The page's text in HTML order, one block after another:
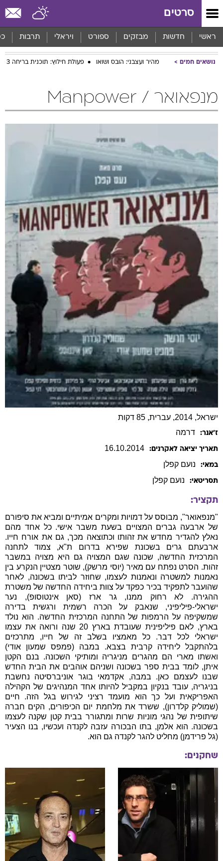
סרטים
ראשי חדשות מבזקים ספורט ויראלי תרבות
נושאים חמים מהיר ועצבני: הובס ושואו פעולת חילוץ: תוכנית בריחה 3
מנפאואר / Manpower
ישראל, 2014, עברית, 85 דקות
ז׳אנר: דרמה
תאריך יציאה לאקרנים: 16.10.2014
במאי: נועם קפלן
תסריטאי: נועם קפלן
תקציר:
"מנפאואר", מבוסס על דמויות ומקרים אמיתיים ומביא את סיפורם
של ארבעה גברים המצויים בשעת משבר אישי. כל אחד מהם
נאלץ להגדיר מחדש את זהותו וכתוצאה מכך, גם את אורח חייו.
ארבעתם גרים בשכונת שפירא בדרום ת"א, צמוד לתחנה
המרכזית החדשה, שכונה שגם המצויה גם היא מצויה במשבר
זהות. הסרט נפתח עם מאיר (יוסי מרשק), שוטר מצטיין הנקרע בין
נאמנות למשטרה ונאמנות לעצמו, שחוזר לביתו בשכונה, לאחר
שהועבר לתפקיד בכיר כפקד על צוות ביחידה החדשה של משטרת
ההגירה. לא רחוק ממנו, גר ארז (סאן אינטוסופ), נער
ישראלי-פיליפיני, שנאבק על הכרה רשמית ורגשית בדירה
שמשקיפה על הרמפות של התחנה המרכזית החדשה. הוא נולד
בארץ, לאם פיליפינית שעובדת בארץ 20 שנה ורואה את עצמו
ישראלי לכל דבר. כל מאמציו בשלב זה של חייו, מתרכזים
בלהתקבל ליחידה קרבית בצבא. במבה (פמפס שמעון אודי)
ואשתו מארי הם מהגרים מניגריה ומותיקי השכונה. בנם הקטן
איתן, לומד בבית ספר בשכונה ושניהם אוהבים את הבית החדש
שבנו לעצמם כאן. במבה, אקדמאי בוגר אוניברסיטה נחשבת
בניגריה, עובד בנקיון במקביל להיותו אחד המנהיגים של הקהילה
האפריקאית ועל כך הוא מועמד רציני לגירוש בגל הזה. חיים
(שמוליק קלדרון), ששרד את מלחמת יום הכיפורים, הקים חברה
שיתופית של נהגי מוניות שרות ומתגורר בבית קטן שקנה לעצמו
בשכונה. הוא אלמן, בתו הבכורה עזבה לקנדה ועכשיו, בנו הצעיר
(גל פרידמן) מחליט להגר לקנדה גם הוא.
שחקנים: